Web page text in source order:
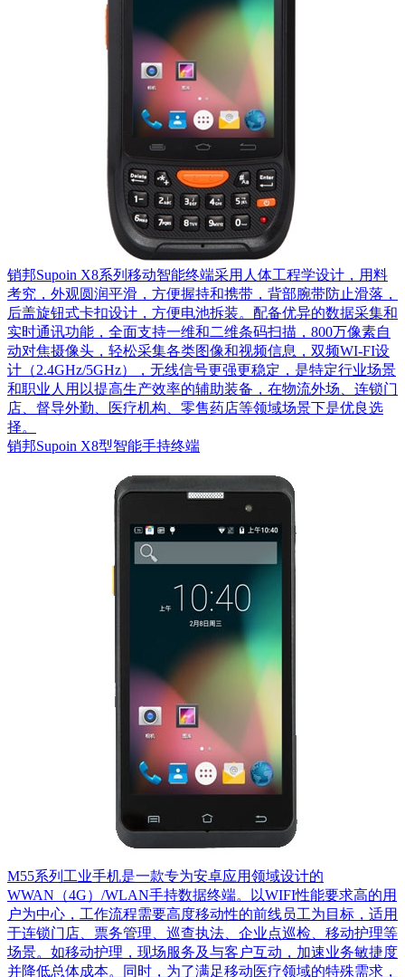
销邦Supoin X8系列移动智能终端采用人体工程学设计，用料
考究，外观圆润平滑，方便握持和携带，背部腕带防止滑落，
后盖旋钮式卡扣设计，方便电池拆装。配备优异的数据采集和
实时通讯功能，全面支持一维和二维条码扫描，800万像素自
动对焦摄像头，轻松采集各类图像和视频信息，双频WI-FI设
计（2.4GHz/5GHz），无线信号更强更稳定，是特定行业场景
和职业人用以提高生产效率的辅助装备，在物流外场、连锁门
店、督导外勤、医疗机构、零售药店等领域场景下是优良选
择。
销邦Supoin X8型智能手持终端
M55系列工业手机是一款专为安卓应用领域设计的
WWAN（4G）/WLAN手持数据终端。以WIFI性能要求高的用
户为中心，工作流程需要高度移动性的前线员工为目标，适用
于连锁门店、票务管理、巡查执法、企业点巡检、移动护理等
场景。如移动护理，现场服务及与客户互动，加速业务敏捷度
并降低总体成本。同时，为了满足移动医疗领域的特殊需求，